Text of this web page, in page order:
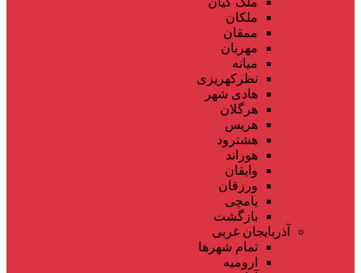
ملکان
ممقان
مهربان
میانه
نظرکهریزی
هادی شهر
هرگلان
هریس
هشترود
هوراند
وایقان
ورزقان
یامچی
بازگشت
آذربایجان غربی
تمام شهر‌ها
ارومیه